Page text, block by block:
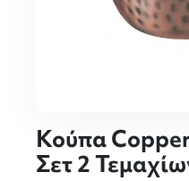
Κούπα
Σετ 2